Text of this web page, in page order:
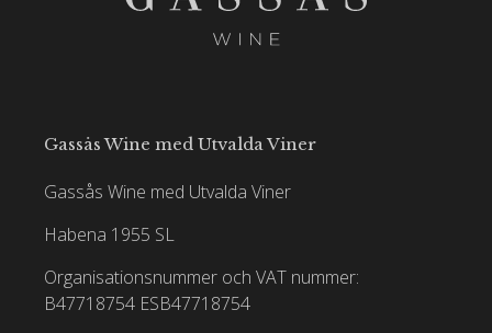
Gassås Wine med Utvalda Viner
Gassås Wine med Utvalda Viner
Habena 1955 SL
Organisationsnummer och VAT nummer:
B47718754 ESB47718754